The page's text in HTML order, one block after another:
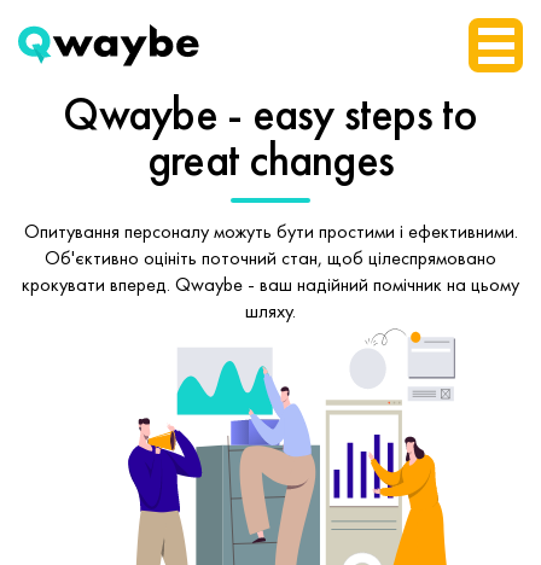
Qwaybe - easy stepsto
great changes
Опитування персоналу можуть бути простими і ефективними.
Об'єктивно оцініть поточний стан, щоб цілеспрямовано
крокувати вперед. Qwaybe - ваш надійний помічник на цьому
шляху.